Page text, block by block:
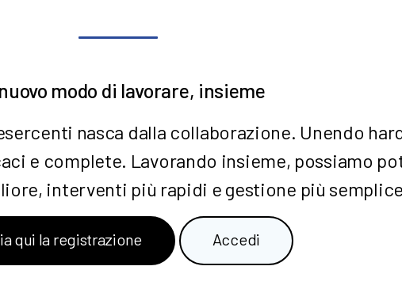
modo di lavorare, insieme
nasca dalla collaborazione. Unendo
e complete. Lavorando insieme, possiamo
interventi più rapidi e gestione più
qui la registrazione Accedi